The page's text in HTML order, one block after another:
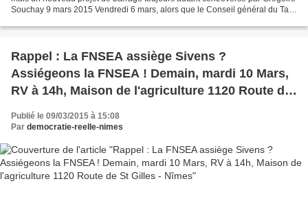
Souchay 9 mars 2015 Vendredi 6 mars, alors que le Conseil général du Tarn
Rappel : La FNSEA assiège Sivens ?
Assiégeons la FNSEA ! Demain, mardi 10 Mars,
RV à 14h, Maison de l'agriculture 1120 Route de
Publié le 09/03/2015 à 15:08
Par democratie-reelle-nimes